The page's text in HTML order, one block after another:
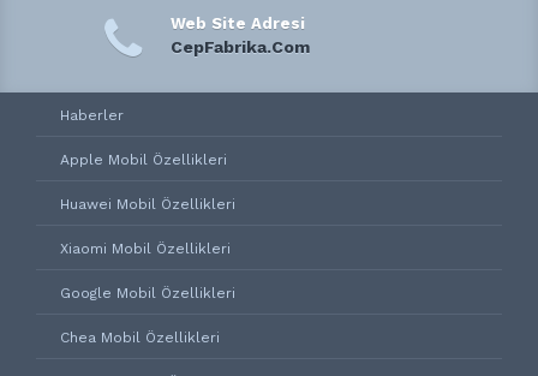
Web Site Adresi
CepFabrika.Com
Haberler
Apple Mobil Özellikleri
Huawei Mobil Özellikleri
Xiaomi Mobil Özellikleri
Google Mobil Özellikleri
Chea Mobil Özellikleri